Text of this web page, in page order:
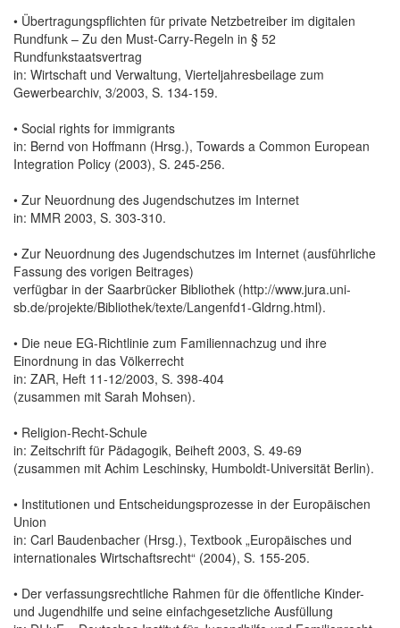
• Übertragungspflichten für private Netzbetreiber im digitalen
Rundfunk – Zu den Must-Carry-Regeln in § 52
Rundfunkstaatsvertrag
in: Wirtschaft und Verwaltung, Vierteljahresbeilage zum
Gewerbearchiv, 3/2003, S. 134-159.
• Social rights for immigrants
in: Bernd von Hoffmann (Hrsg.), Towards a Common European
Integration Policy (2003), S. 245-256.
• Zur Neuordnung des Jugendschutzes im Internet
in: MMR 2003, S. 303-310.
• Zur Neuordnung des Jugendschutzes im Internet (ausführliche
Fassung des vorigen Beitrages)
verfügbar in der Saarbrücker Bibliothek (http://www.jura.uni-
sb.de/projekte/Bibliothek/texte/Langenfd1-Gldrng.html).
• Die neue EG-Richtlinie zum Familiennachzug und ihre
Einordnung in das Völkerrecht
in: ZAR, Heft 11-12/2003, S. 398-404
(zusammen mit Sarah Mohsen).
• Religion-Recht-Schule
in: Zeitschrift für Pädagogik, Beiheft 2003, S. 49-69
(zusammen mit Achim Leschinsky, Humboldt-Universität Berlin).
• Institutionen und Entscheidungsprozesse in der Europäischen
Union
in: Carl Baudenbacher (Hrsg.), Textbook „Europäisches und
internationales Wirtschaftsrecht“ (2004), S. 155-205.
• Der verfassungsrechtliche Rahmen für die öffentliche Kinder-
und Jugendhilfe und seine einfachgesetzliche Ausfüllung